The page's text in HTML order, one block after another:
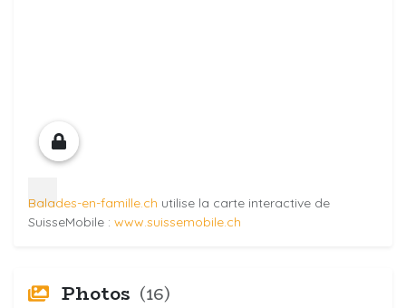
Balades-en-famille.ch utilise la carte interactive de
SuisseMobile : www.suissemobile.ch
Photos (16)